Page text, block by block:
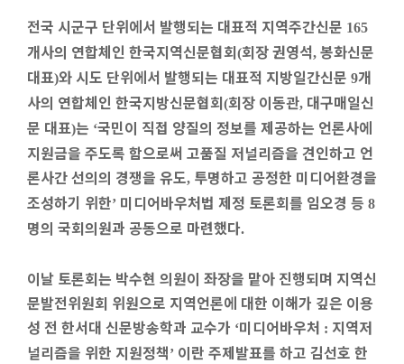
전국 시군구 단위에서 발행되는 대표적 지역주간신문 165
개사의 연합체인 한국지역신문협회(회장 권영석, 봉화신문
대표)와 시도 단위에서 발행되는 대표적 지방일간신문 9개
사의 연합체인 한국지방신문협회(회장 이동관, 대구매일신
문 대표)는 ‘국민이 직접 양질의 정보를 제공하는 언론사에
지원금을 주도록 함으로써 고품질 저널리즘을 견인하고 언
론사간 선의의 경쟁을 유도, 투명하고 공정한 미디어환경을
조성하기 위한’ 미디어바우처법 제정 토론회를 임오경 등 8
명의 국회의원과 공동으로 마련했다.
이날 토론회는 박수현 의원이 좌장을 맡아 진행되며 지역신
문발전위원회 위원으로 지역언론에 대한 이해가 깊은 이용
성 전 한서대 신문방송학과 교수가 ‘미디어바우처 : 지역저
널리즘을 위한 지원정책’ 이란 주제발표를 하고 김선호 한